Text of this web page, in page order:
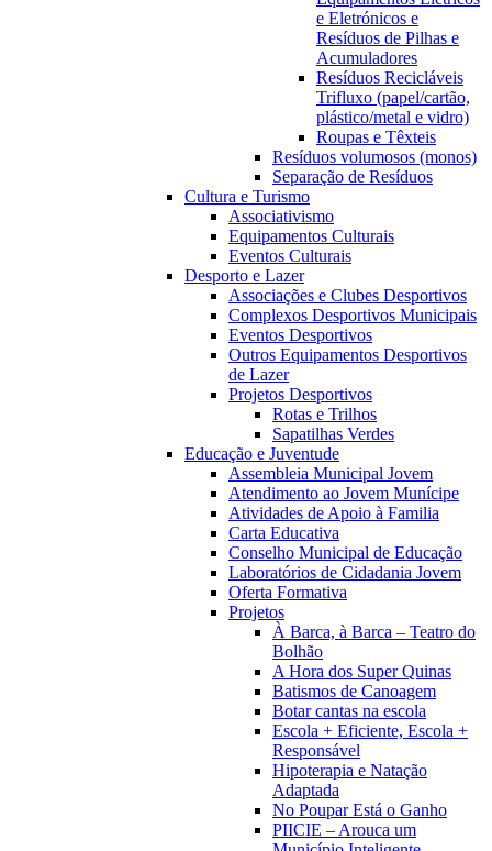
e Eletrónicos e
Resíduos de Pilhas e
Acumuladores
Resíduos Recicláveis
Trifluxo (papel/cartão,
plástico/metal e vidro)
Roupas e Têxteis
Resíduos volumosos (monos)
Separação de Resíduos
Cultura e Turismo
Associativismo
Equipamentos Culturais
Eventos Culturais
Desporto e Lazer
Associações e Clubes Desportivos
Complexos Desportivos Municipais
Eventos Desportivos
Outros Equipamentos Desportivos
de Lazer
Projetos Desportivos
Rotas e Trilhos
Sapatilhas Verdes
Educação e Juventude
Assembleia Municipal Jovem
Atendimento ao Jovem Munícipe
Atividades de Apoio à Familia
Carta Educativa
Conselho Municipal de Educação
Laboratórios de Cidadania Jovem
Oferta Formativa
Projetos
À Barca, à Barca – Teatro do
Bolhão
A Hora dos Super Quinas
Batismos de Canoagem
Botar cantas na escola
Escola + Eficiente, Escola +
Responsável
Hipoterapia e Natação
Adaptada
No Poupar Está o Ganho
PIICIE – Arouca um